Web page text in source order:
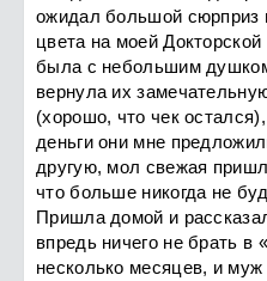
ожидал большой сюрприз
цвета на моей
была с небольшим
вернула их
(хорошо, что чек
деньги они мне
другую, мол свежая
что больше никогда не
Пришла домой и
впредь ничего не брать
несколько месяцев, и